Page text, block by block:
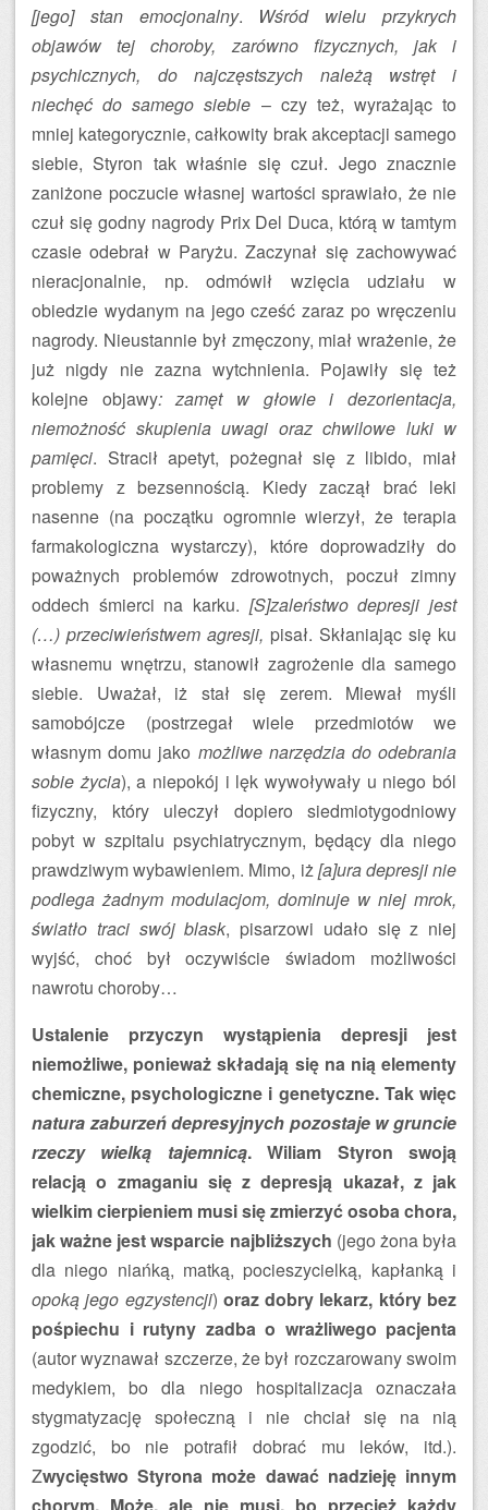
[jego] stan emocjonalny. Wśród wielu przykrych
objawów tej choroby, zarówno fizycznych, jak i
psychicznych, do najczęstszych należą wstręt i
niechęć do samego siebie – czy też, wyrażając to
mniej kategorycznie, całkowity brak akceptacji samego
siebie, Styron tak właśnie się czuł. Jego znacznie
zaniżone poczucie własnej wartości sprawiało, że nie
czuł się godny nagrody Prix Del Duca, którą w tamtym
czasie odebrał w Paryżu. Zaczynał się zachowywać
nieracjonalnie, np. odmówił wzięcia udziału w
obiedzie wydanym na jego cześć zaraz po wręczeniu
nagrody. Nieustannie był zmęczony, miał wrażenie, że
już nigdy nie zazna wytchnienia. Pojawiły się też
kolejne objawy: zamęt w głowie i dezorientacja,
niemożność skupienia uwagi oraz chwilowe luki w
pamięci. Stracił apetyt, pożegnał się z libido, miał
problemy z bezsennością. Kiedy zaczął brać leki
nasenne (na początku ogromnie wierzył, że terapia
farmakologiczna wystarczy), które doprowadziły do
poważnych problemów zdrowotnych, poczuł zimny
oddech śmierci na karku. [S]zaleństwo depresji jest
(…) przeciwieństwem agresji, pisał. Skłaniając się ku
własnemu wnętrzu, stanowił zagrożenie dla samego
siebie. Uważał, iż stał się zerem. Miewał myśli
samobójcze (postrzegał wiele przedmiotów we
własnym domu jako możliwe narzędzia do odebrania
sobie życia), a niepokój i lęk wywoływały u niego ból
fizyczny, który uleczył dopiero siedmiotygodniowy
pobyt w szpitalu psychiatrycznym, będący dla niego
prawdziwym wybawieniem. Mimo, iż[a]ura depresji nie
podlega żadnym modulacjom, dominuje w niej mrok,
światło traci swój blask, pisarzowi udało się z niej
wyjść, choć był oczywiście świadom możliwości
nawrotu choroby…
Ustalenie przyczyn wystąpienia depresji jest
niemożliwe, ponieważ składają się na nią elementy
chemiczne, psychologiczne i genetyczne. Tak więc
natura zaburzeń depresyjnych pozostaje w gruncie
rzeczy wielką tajemnicą. Wiliam Styron swoją
relacją o zmaganiu się z depresją ukazał, z jak
wielkim cierpieniem musi się zmierzyć osoba chora,
jak ważne jest wsparcie najbliższych (jego żona była
dla niego niańką, matką, pocieszycielką, kapłanką i
opoką jego egzystencji) oraz dobry lekarz, który bez
pośpiechu i rutyny zadba o wrażliwego pacjenta
(autor wyznawał szczerze, że był rozczarowany swoim
medykiem, bo dla niego hospitalizacja oznaczała
stygmatyzację społeczną i nie chciał się na nią
zgodzić, bo nie potrafił dobrać mu leków, itd.).
Zwycięstwo Styrona może dawać nadzieję innym